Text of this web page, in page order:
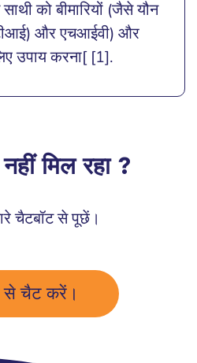
को बीमारियों (जैसे यौन
और एचआईवी) और
उपाय करना[ [1].
मिल रहा ?
चैटबॉट से पूछें।
से चैट करें।